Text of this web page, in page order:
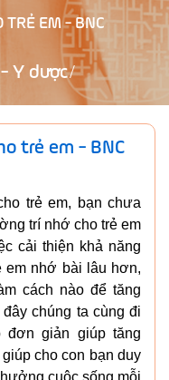
TRẺ EM - BNC
Y dược
trẻ em - BNC
trẻ em, bạn chưa
trí nhớ cho trẻ em
cải thiện khả năng
em nhớ bài lâu hơn,
cách nào để tăng
chúng ta cùng đi
đơn giản giúp tăng
cho con bạn duy
cuộc sống mỗi